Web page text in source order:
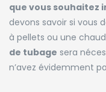
que vous souhaitez
devons savoir si vous
à pellets ou une
de tubage sera
n’avez évidemment